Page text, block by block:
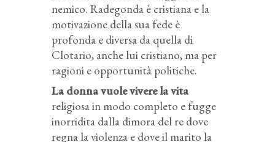
nemico. Radegonda è cristiana e la
motivazione della sua fede è
profonda e diversa da quella di
Clotario, anche lui cristiano, ma per
ragioni e opportunità politiche.
La donna vuole vivere la vita
religiosa in modo completo e fugge
inorridita dalla dimora del re dove
regna la violenza e dove il marito la